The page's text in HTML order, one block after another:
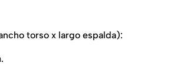
torso x largo espalda):